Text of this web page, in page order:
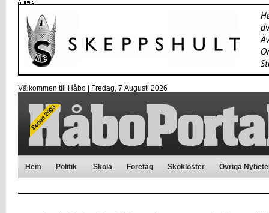
Välkommen till Håbo | Fredag, 7 Αugusti 2026
Hem Politik Skola Företag Skokloster Övriga